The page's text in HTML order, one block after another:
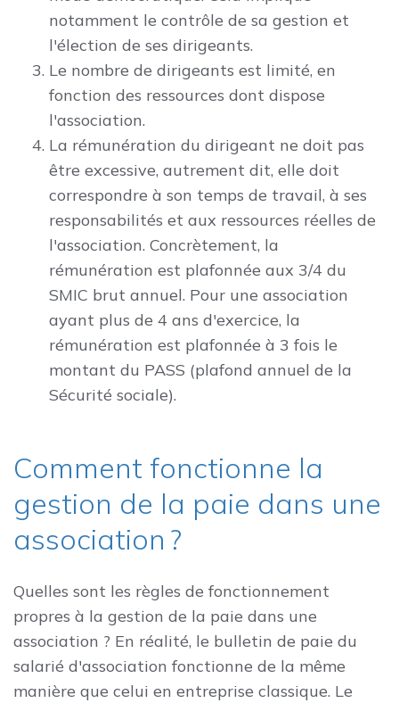
notamment le contrôle de sa gestion et
l'élection de ses dirigeants.
Le nombre de dirigeants est limité, en
fonction des ressources dont dispose
l'association.
La rémunération du dirigeant ne doit pas
être excessive, autrement dit, elle doit
correspondre à son temps de travail, à ses
responsabilités et aux ressources réelles de
l'association. Concrètement, la
rémunération est plafonnée aux 3/4 du
SMIC brut annuel. Pour une association
ayant plus de 4 ans d'exercice, la
rémunération est plafonnée à 3 fois le
montant du PASS (plafond annuel de la
Sécurité sociale).
Comment fonctionne la
gestion de la paie dans une
association ?
Quelles sont les règles de fonctionnement
propres à la gestion de la paie dans une
association ? En réalité, le bulletin de paie du
salarié d'association fonctionne de la même
manière que celui en entreprise classique. Le